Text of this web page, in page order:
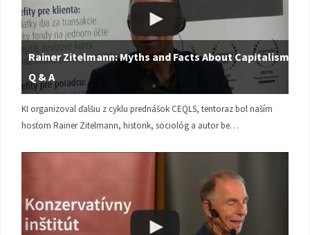
Rainer Zitelmann: Myths and Facts About Capitalism |
Q & A
KI organizoval ďalšiu z cyklu prednášok CEQLS, tentoraz bol naším
hosťom Rainer Zitelmann, historik, sociológ a autor be…